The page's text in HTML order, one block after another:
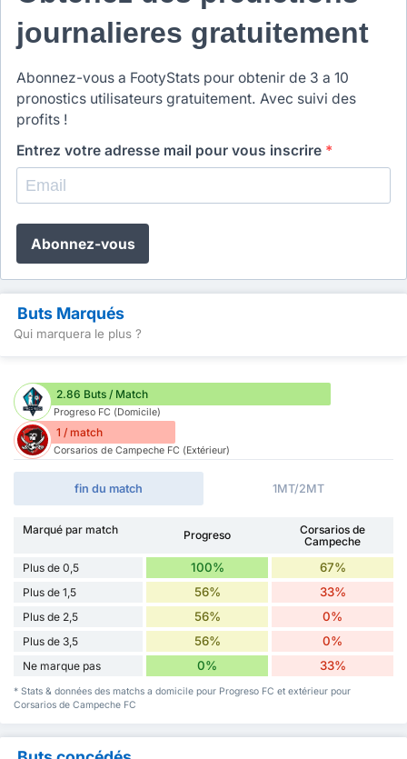
journalieres gratuitement
Abonnez-vous a FootyStats pour obtenir de 3 a 10
pronostics utilisateurs gratuitement. Avec suivi des
profits !
Entrez votre adresse mail pour vous inscrire *
Abonnez-vous
Buts Marqués
Qui marquera le plus ?
2.86 Buts / Match
Progreso FC (Domicile)
1 / match
Corsarios de Campeche FC (Extérieur)
fin du match 1MT/2MT
Marqué par match Progreso
Corsarios de
Campeche
Plus de 0,5
100% 67%
Plus de 1,5 56% 33%
Plus de 2,5 56% 0%
Plus de 3,5 56% 0%
Ne marque pas 0% 33%
* Stats & données des matchs a domicile pour Progreso FC et extérieur pour
Corsarios de Campeche FC